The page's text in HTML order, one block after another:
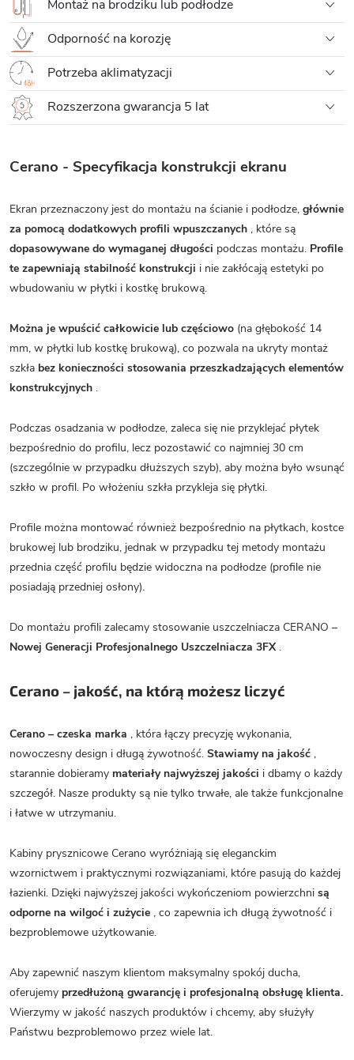
Montaż na brodziku lub podłodze
Odporność na korozję
Potrzeba aklimatyzacji
Rozszerzona gwarancja 5 lat
Cerano - Specyfikacja konstrukcji ekranu
Ekran przeznaczony jest do montażu na ścianie i podłodze, głównie
za pomocą dodatkowych profili wpuszczanych , które są
dopasowywane do wymaganej długości podczas montażu. Profile
te zapewniają stabilność konstrukcji i nie zakłócają estetyki po
wbudowaniu w płytki i kostkę brukową.
Można je wpuścić całkowicie lub częściowo (na głębokość 14
mm, w płytki lub kostkę brukową), co pozwala na ukryty montaż
szkła bez konieczności stosowania przeszkadzających elementów
konstrukcyjnych .
Podczas osadzania w podłodze, zaleca się nie przyklejać płytek
bezpośrednio do profilu, lecz pozostawić co najmniej 30 cm
(szczególnie w przypadku dłuższych szyb), aby można było wsunąć
szkło w profil. Po włożeniu szkła przykleja się płytki.
Profile można montować również bezpośrednio na płytkach, kostce
brukowej lub brodziku, jednak w przypadku tej metody montażu
przednia część profilu będzie widoczna na podłodze (profile nie
posiadają przedniej osłony).
Do montażu profili zalecamy stosowanie uszczelniacza CERANO –
Nowej Generacji Profesjonalnego Uszczelniacza 3FX.
Cerano – jakość, na którą możesz liczyć
Cerano – czeska marka , która łączy precyzję wykonania,
nowoczesny design i długą żywotność. Stawiamy na jakość ,
starannie dobieramy materiały najwyższej jakości i dbamy o każdy
szczegół. Nasze produkty są nie tylko trwałe, ale także funkcjonalne
i łatwe w utrzymaniu.
Kabiny prysznicowe Cerano wyróżniają się eleganckim
wzornictwem i praktycznymi rozwiązaniami, które pasują do każdej
łazienki. Dzięki najwyższej jakości wykończeniom powierzchni są
odporne na wilgoć i zużycie , co zapewnia ich długą żywotność i
bezproblemowe użytkowanie.
Aby zapewnić naszym klientom maksymalny spokój ducha,
oferujemy przedłużoną gwarancję i profesjonalną obsługę klienta.
Wierzymy w jakość naszych produktów i chcemy, aby służyły
Państwu bezproblemowo przez wiele lat.